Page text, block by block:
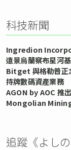
科技新聞
Ingredion
遠景烏蘭察布星河
Bitget 與格勒普正
持牌數碼資產業務
AGON by AOC 推
Mongolian
追蹤《よし